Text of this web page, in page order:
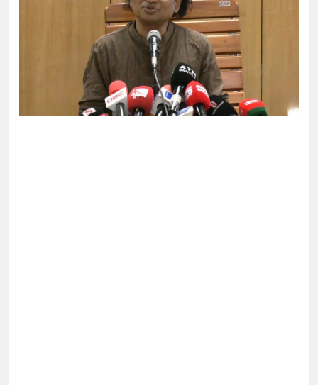
করতে চায় ভারত: রাশেদ প্রধান
মাস্টারমাইন্ড ওয়াসিম হালদার গ্রেপ্তার
ন্যারেটিভ’ পুরনো রাজনীতি : পররাষ্ট্র